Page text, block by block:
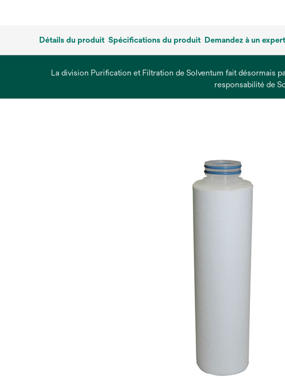
Détails du produit Spécifications du produit Demandez à un expert
La division Purification et Filtration de Solventum fait désormais
responsabilité de